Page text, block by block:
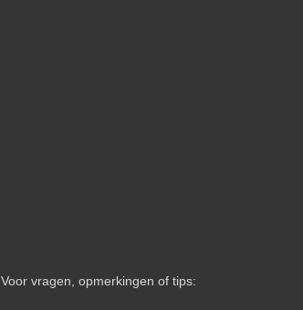
Voor vragen, opmerkingen of tips: